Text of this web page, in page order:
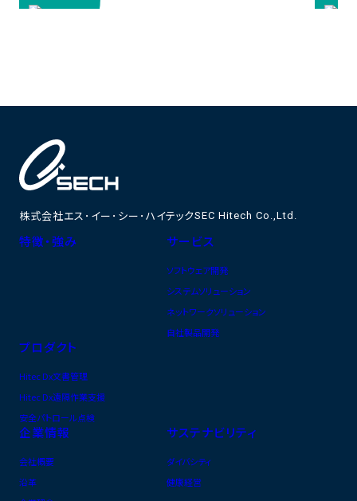
株式会社エス･イー･シー･ハイテックSEC Hitech Co.,Ltd.
特徴・強み サービス
ソフトウェア開発
システムソリューション
ネットワークソリューション
自社製品開発
プロダクト
Hitec Dx文書管理
Hitec Dx遠隔作業支援
安全パトロール点検
企業情報
会社概要
沿革
サステナビリティ
ダイバシティ
健康経営